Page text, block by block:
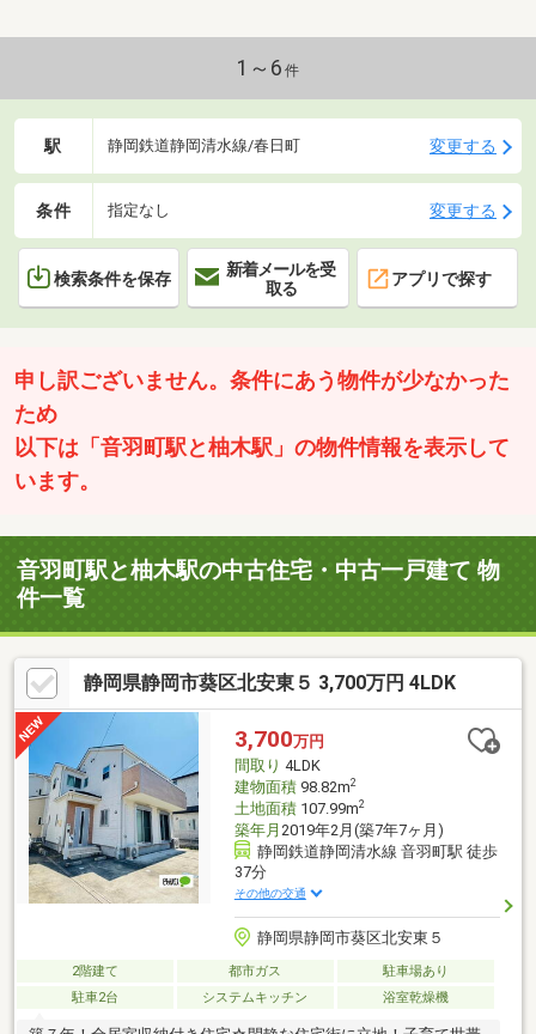
1～6 件
駅 静岡鉄道静岡清水線/春日町 変更する
条件 指定なし 変更する
検索条件を保存
新着メールを受
取る
アプリで探す
申し訳ございません。条件にあう物件が少なかった
ため
以下は「音羽町駅と柚木駅」の物件情報を表示して
います。
音羽町駅と柚木駅の中古住宅・中古一戸建て 物
件一覧
静岡県静岡市葵区北安東５ 3,700万円 4LDK
3,700万円
間取り 4LDK
建物面積98.82m2
土地面積107.99m2
築年月 2019年2月(築7年7ヶ月)
静岡鉄道静岡清水線 音羽町駅 徒歩
37分
その他の交通
静岡県静岡市葵区北安東５
2階建て 都市ガス
駐車場あり
駐車2台
システムキッチン 浴室乾燥機